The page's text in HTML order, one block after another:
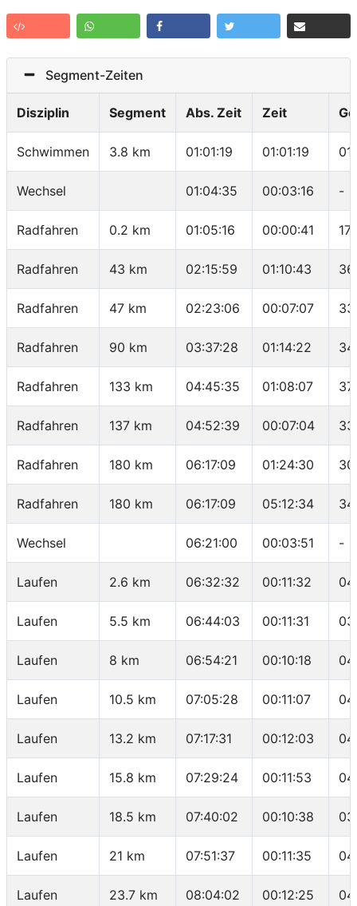
Segment-Zeiten
Disziplin Segment Abs. Zeit Zeit
Schwimmen 3.8 km 01:01:19 01:01:19
Wechsel 01:04:35 00:03:16 -
Radfahren 0.2 km 01:05:16 00:00:41
Radfahren 43 km 02:15:59 01:10:43
Radfahren 47 km 02:23:06 00:07:07
Radfahren 90 km 03:37:28 01:14:22
Radfahren 133 km 04:45:35 01:08:07
Radfahren 137 km 04:52:39 00:07:04
Radfahren 180 km 06:17:09 01:24:30
Radfahren 180 km 06:17:09 05:12:34
Wechsel 06:21:00 00:03:51 -
Laufen 2.6 km 06:32:32 00:11:32
Laufen 5.5 km 06:44:03 00:11:31
Laufen 8 km 06:54:21 00:10:18
Laufen 10.5 km 07:05:28 00:11:07
Laufen 13.2 km 07:17:31 00:12:03
Laufen 15.8 km 07:29:24 00:11:53
Laufen 18.5 km 07:40:02 00:10:38
Laufen 21 km 07:51:37 00:11:35
Laufen 23.7 km 08:04:02 00:12:25